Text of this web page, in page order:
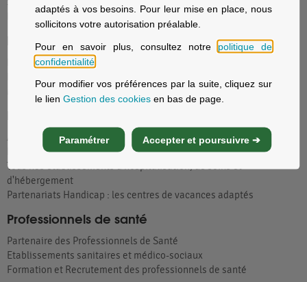
adaptés à vos besoins. Pour leur mise en place, nous
sollicitons votre autorisation préalable.
Pour en savoir plus, consultez notre politique de
confidentialité
Pour modifier vos préférences par la suite, cliquez sur
le lienGestion des cookies en bas de page.
Paramétrer Accepter et poursuivre ➔
La sécurité sociale avec MGEN
Employeurs
Fonction publique d'État, Éducation nationale
MGEN Solutions, contrats collectifs
Acteur Global de Santé
Notre offre de soins
Tous nos établissements d'hospitalisation, de soins et
d'hébergement
Partenariats Handicap : les centres de vacances adaptés
Professionnels de santé
Partenaire des Professionnels de Santé
Etablissements sanitaires et médico-sociaux
Formation et Recrutement des professionnels de santé